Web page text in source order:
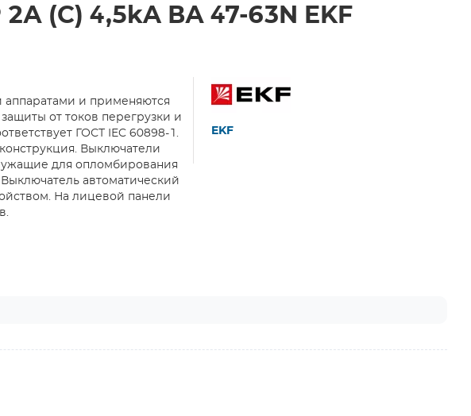
(C) 4,5kA ВА 47-63N EKF
аппаратами и применяются
от токов перегрузки и
ГОСТ IEC 60898-1.
Выключатели
для опломбирования
автоматический
На лицевой панели
EKF